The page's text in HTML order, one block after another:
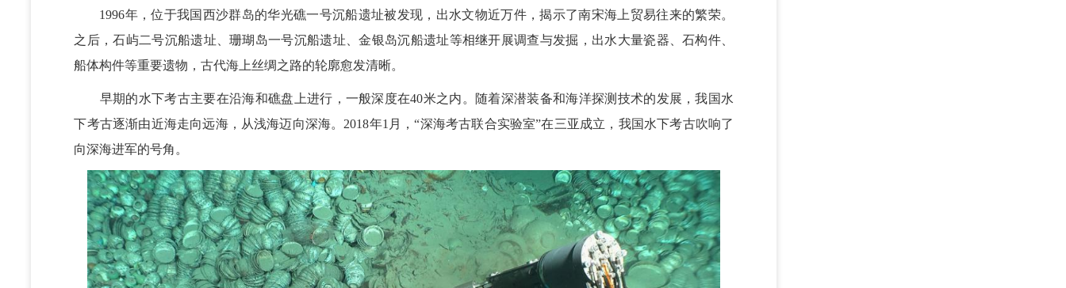
1996年，位于我国西沙群岛的华光礁一号沉船遗址被发现，出水文物近万件，揭示了南宋海上贸易往来的繁荣。
之后，石屿二号沉船遗址、珊瑚岛一号沉船遗址、金银岛沉船遗址等相继开展调查与发掘，出水大量瓷器、石构件、
船体构件等重要遗物，古代海上丝绸之路的轮廓愈发清晰。
早期的水下考古主要在沿海和礁盘上进行，一般深度在40米之内。随着深潜装备和海洋探测技术的发展，我国水
下考古逐渐由近海走向远海，从浅海迈向深海。2018年1月，“深海考古联合实验室”在三亚成立，我国水下考古吹响了
向深海进军的号角。